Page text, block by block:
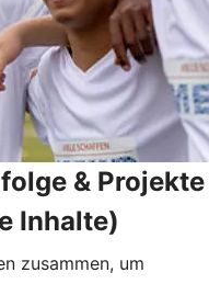
& Projekte
Inhalte)
zusammen, um